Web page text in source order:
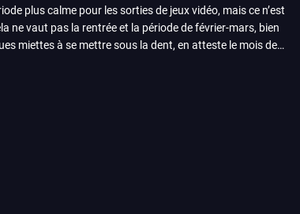
plus calme pour les sorties de jeux vidéo, mais ce n’est
ne vaut pas la rentrée et la période de février-mars, bien
miettes à se mettre sous la dent, en atteste le mois de
qui nous montre que Game Freak sait faire autre
n’oubliera pas la période de Gamescom, avec Star Wars,
majeurs qui sortiront au mois de juin. Vous trouverez
page dédiée…